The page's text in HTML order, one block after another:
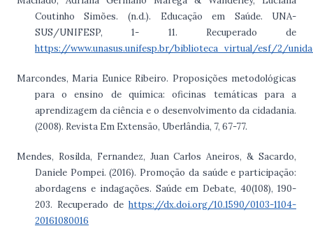
Coutinho Simões. (n.d.). Educação em Saúde. UNA-
SUS/UNIFESP, 1- 11. Recuperado de
https://www.unasus.unifesp.br/biblioteca_virtual/esf/2/
Marcondes, Maria Eunice Ribeiro. Proposições metodológicas
para o ensino de química: oficinas temáticas para a
aprendizagem da ciência e o desenvolvimento da cidadania.
(2008). Revista Em Extensão, Uberlândia, 7, 67-77.
Mendes, Rosilda, Fernandez, Juan Carlos Aneiros, & Sacardo,
Daniele Pompei. (2016). Promoção da saúde e participação:
abordagens e indagações. Saúde em Debate, 40(108), 190-
203. Recuperado dehttps://dx.doi.org/10.1590/0103-1104-
20161080016